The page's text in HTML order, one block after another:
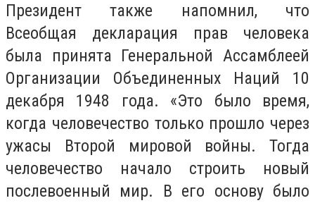
Президент также напомнил, что
Всеобщая декларация прав человека
была принята Генеральной Ассамблеей
Организации Объединенных Наций 10
декабря 1948 года. «Это было время,
когда человечество только прошло через
ужасы Второй мировой войны. Тогда
человечество начало строить новый
послевоенный мир. В его основу было